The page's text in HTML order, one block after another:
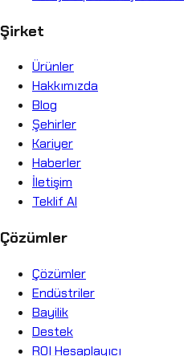
Şirket
Ürünler
Hakkımızda
Blog
Şehirler
Kariyer
Haberler
İletişim
Teklif Al
Çözümler
Çözümler
Endüstriler
Bayilik
Destek
ROI Hesaplayıcı